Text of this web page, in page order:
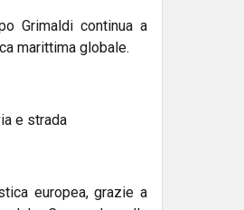
Grimaldi continua a
marittima globale.
e strada
europea, grazie a